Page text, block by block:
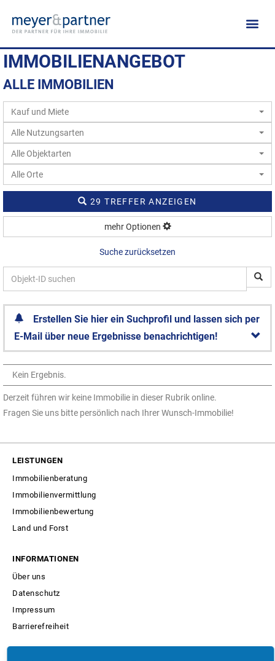
IMMOBILIEN­ANGEBOT
ALLE IMMOBILIEN
Kauf und Miete
Alle Nutzungsarten
Alle Objektarten
Alle Orte
29 TREFFER ANZEIGEN
mehr Optionen
Suche zurücksetzen
Erstellen Sie hier ein Suchprofil und lassen sich per
E-Mail über neue Ergebnisse benachrichtigen!
Kein Ergebnis.
Derzeit führen wir keine Immobilie in dieser Rubrik online.
Fragen Sie uns bitte persönlich nach Ihrer Wunsch-Immobilie!
LEISTUNGEN
Immobilienberatung
Immobilienvermittlung
Immobilienbewertung
Land und Forst
INFORMATIONEN
Über uns
Datenschutz
Impressum
Barrierefreiheit